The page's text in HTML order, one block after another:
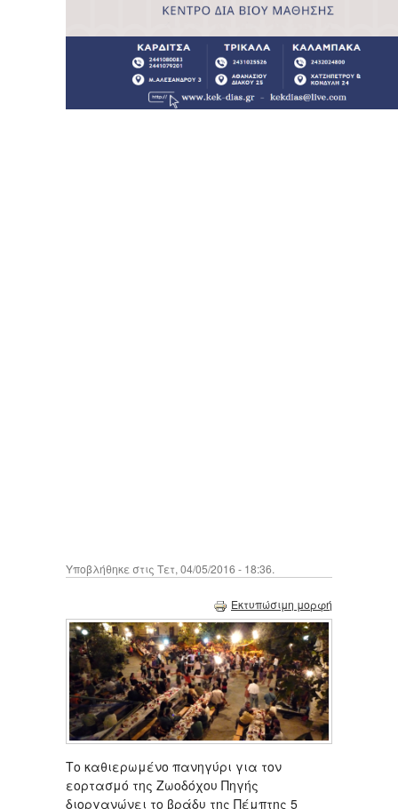
Υποβλήθηκε στις Τετ, 04/05/2016 - 18:36.
Εκτυπώσιμη μορφή
Το καθιερωμένο πανηγύρι για τον
εορτασμό της Ζωοδόχου Πηγής
διοργανώνει το βράδυ της Πέμπτης 5